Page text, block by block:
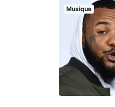
Musique